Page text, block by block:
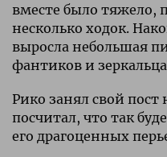
вместе было тяжело,
несколько ходок.
выросла небольшая
фантиков и
Рико занял свой пост
посчитал, что так
его драгоценных